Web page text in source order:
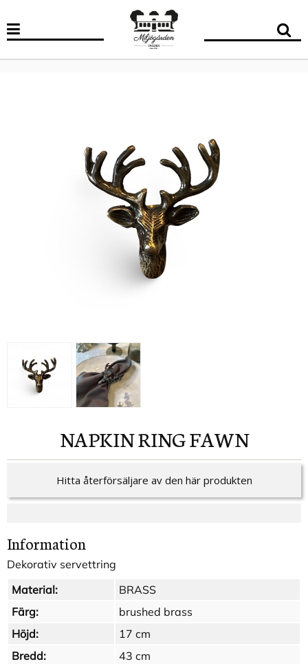
NAPKIN RING FAWN
Hitta återförsäljare av den här produkten
Information
Dekorativ servettring
Material:
BRASS
Färg:
brushed brass
Höjd:
17 cm
Bredd:
43 cm